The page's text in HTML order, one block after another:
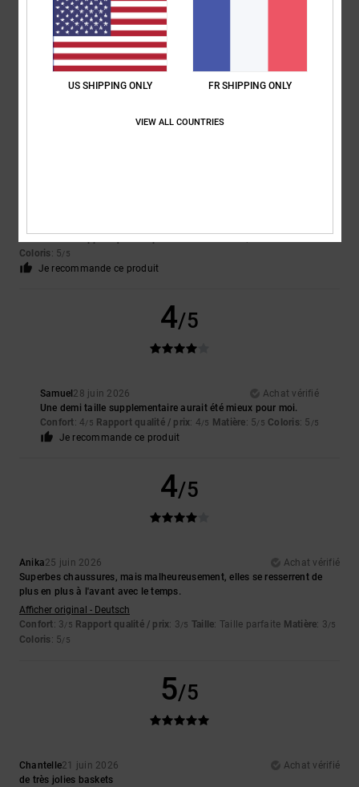
Le plastique situé à l'extérieur de la chaussure s'enfonce et provoque
une gêne lors de la marche
Afficher original - English
Confort: 2/5 Rapport qualité / prix
: 5/5
5/5
Coloris: 5/5
Je recommande ce produit
4/5
Samuel 28 juin 2026
Achat vérifié
Une demi taille supplementaire aurait été mieux pour moi.
Confort: 4/5 Rapport qualité / prix: 4/5 Matière: 5/5 Coloris: 5 /5
Je recommande ce produit
4/5
Anika25 juin 2026
Achat vérifié
Superbes chaussures, mais malheureusement, elles se resserrent de
plus en plus à l'avant avec le temps.
Afficher original - Deutsch
Confort: 3/5 Rapport qualité / prix: 3/5 Taille: Taille parfaite Matière: 3/5
Coloris: 5/5
5/5
Chantelle21 juin 2026
Achat vérifié
de très jolies baskets
US SHIPPING ONLY FR SHIPPING ONLY
VIEW ALL COUNTRIES